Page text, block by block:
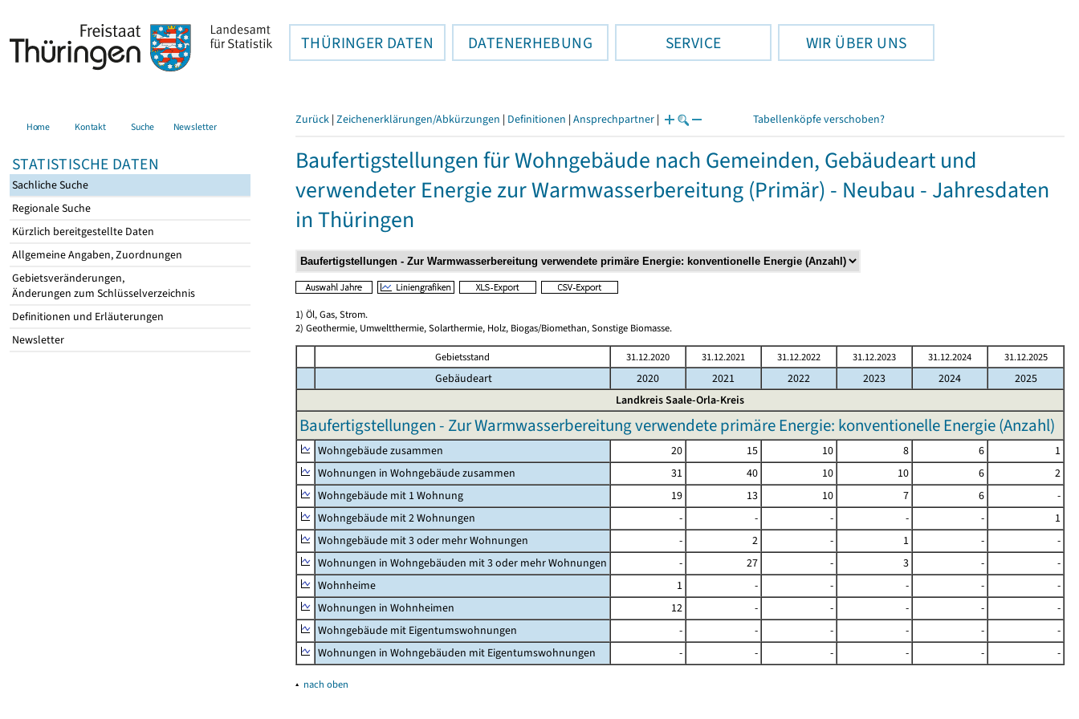
THÜRINGER DATEN DATENERHEBUNG SERVICE WIR ÜBER UNS
Home Kontakt Suche Newsletter
STATISTISCHE DATEN
Sachliche Suche
Regionale Suche
Kürzlich bereitgestellte Daten
Allgemeine Angaben, Zuordnungen
Gebietsveränderungen,
Änderungen zum Schlüsselverzeichnis
Definitionen und Erläuterungen
Newsletter
Zurück | Zeichenerklärungen/Abkürzungen | Definitionen | Ansprechpartner | Tabellenköpfe verschoben?
Baufertigstellungen für Wohngebäude nach Gemeinden, Gebäudeart und
verwendeter Energie zur Warmwasserbereitung (Primär) - Neubau - Jahresdaten
in Thüringen
1) Öl, Gas, Strom.
2) Geothermie, Umweltthermie, Solarthermie, Holz, Biogas/Biomethan, Sonstige Biomasse.
Gebietsstand 31.12.2020 31.12.2021 31.12.2022 31.12.2023 31.12.2024 31.12.2025
Gebäudeart 2020 2021 2022 2023 2024
2025
Landkreis Saale-Orla-Kreis
Baufertigstellungen - Zur Warmwasserbereitung verwendete primäre Energie: konventionelle Energie (Anzahl)
Wohngebäude zusammen 20 15 10 8 6
1
Wohnungen in Wohngebäude zusammen
31 40 10 10 6
2
Wohngebäude mit 1 Wohnung
19 13 10 7 6
-
Wohngebäude mit 2 Wohnungen
- - - - -
1
Wohngebäude mit 3 oder mehr Wohnungen
- 2 - 1 -
-
Wohnungen in Wohngebäuden mit 3 oder mehr Wohnungen
- 27 - 3 -
-
Wohnheime
1 - - - -
-
Wohnungen in Wohnheimen
12 - - - -
-
Wohngebäude mit Eigentumswohnungen
- - - - -
-
Wohnungen in Wohngebäuden mit Eigentumswohnungen
- - - - - -
▴ nach oben